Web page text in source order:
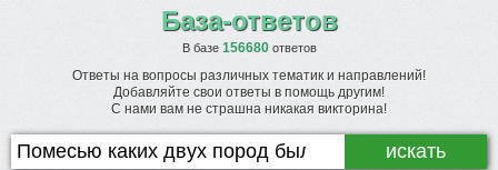
База-ответов
В базе 156680ответов
Ответы на вопросы различных тематик и направлений!
Добавляйте свои ответы в помощь другим!
С нами вам не страшна никакая викторина!